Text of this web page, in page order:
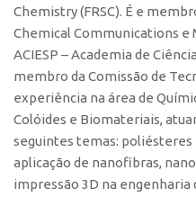
Exceções
Programas
Conexão Inter-USP
Banco de Patentes
Inteligência Competitiva
Chemistry (FRSC). É e
Chemical Communications e
ACIESP – Academia de
membro da Comissão de
experiência na área de
Colóides e Biomateriais,
seguintes temas: poliésteres
aplicação de nanofibras,
impressão 3D na engenharia